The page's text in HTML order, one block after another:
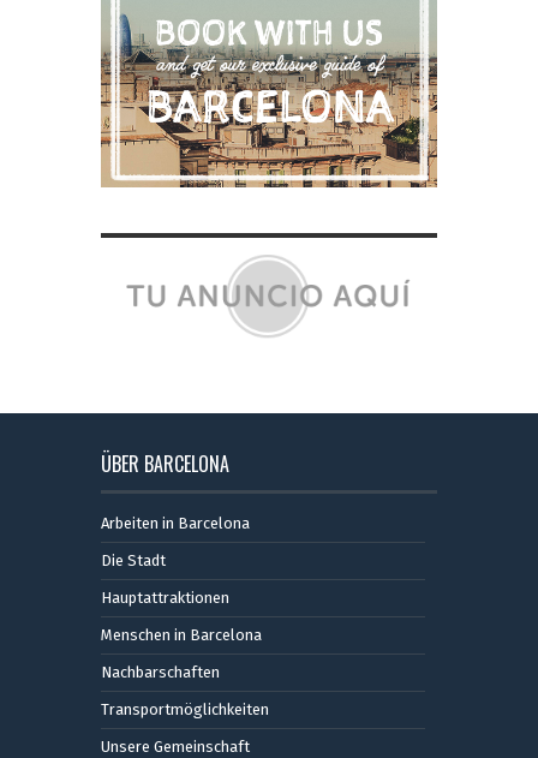
ÜBER BARCELONA
Arbeiten in Barcelona
Die Stadt
Hauptattraktionen
Menschen in Barcelona
Nachbarschaften
Transportmöglichkeiten
Unsere Gemeinschaft